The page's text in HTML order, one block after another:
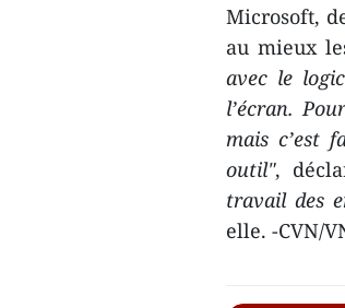
Microsoft,
au mieux
avec le
l’écran.
mais c’est
outil",
travail des
elle. -CVN/